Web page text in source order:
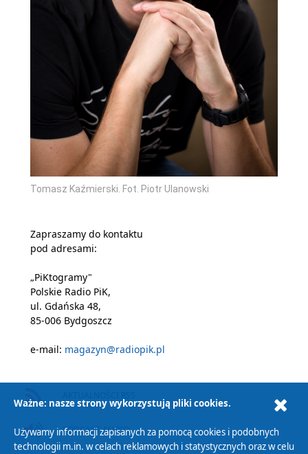
Tomasz Kaźmierski. Fot. Piotr Ulanowski
Zapraszamy do kontaktu
pod adresami:
„PiKtogramy"
Polskie Radio PiK,
ul. Gdańska 48,
85-006 Bydgoszcz
e-mail: magazyn@radiopik.pl
PODCAST AUDIO
Ważne: nasze strony wykorzystują pliki cookies.
Używamy informacji zapisanych za pomocą cookies i podobnych
technologii m.in. w celach reklamowych i statystycznych oraz w celu